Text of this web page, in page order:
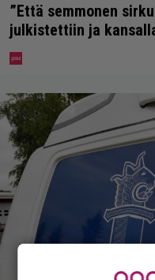
”Että semmonen
julkistettiin ja